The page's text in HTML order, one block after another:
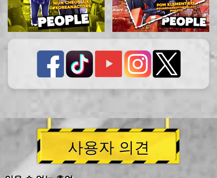
사용자 의견